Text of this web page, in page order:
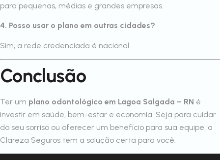
para pequenas, médias e grandes empresas.
4. Posso usar o plano em outras cidades?
Sim, a rede credenciada é nacional.
Conclusão
Ter um plano odontológico em Lagoa Salgada – RN é
investir em saúde, bem-estar e economia. Seja para cuidar
do seu sorriso ou oferecer um benefício para sua equipe, a
Clareza Seguros tem a solução certa para você.